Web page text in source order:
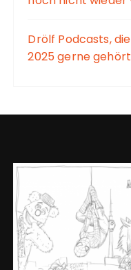
Drölf Podcasts,
2025 gerne